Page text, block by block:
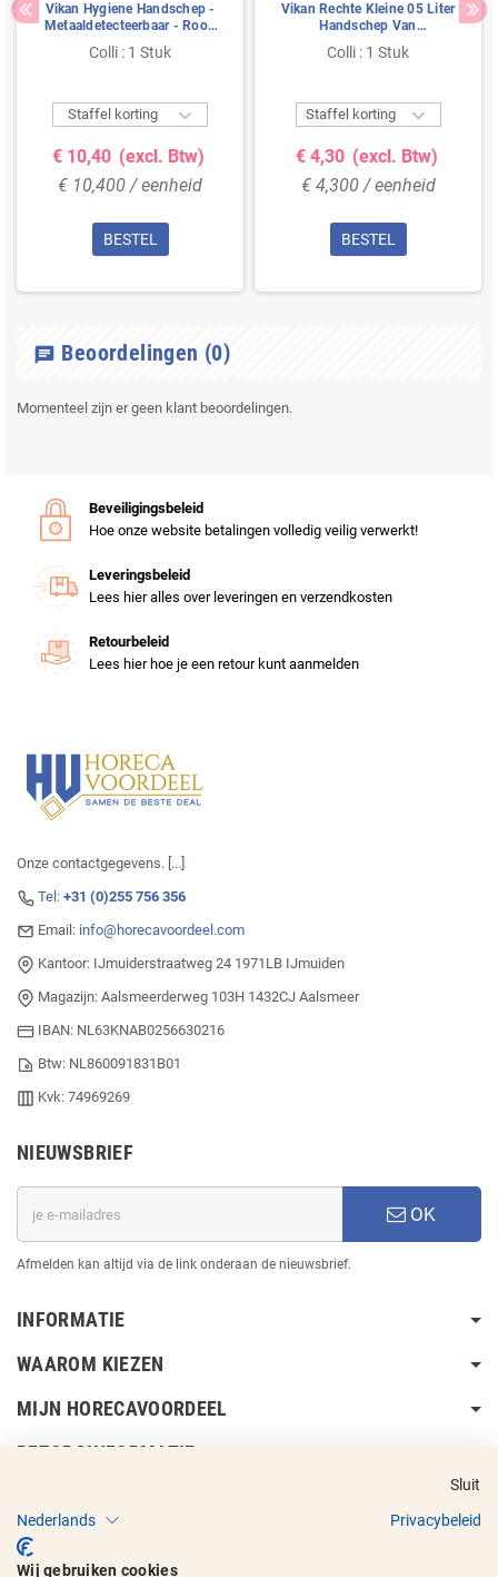
Vikan Hygiene Handschep -
Metaaldetecteerbaar - Rood
- Recht - 1ltr
Colli : 1 Stuk
Staffel korting 
€ 10,40 (excl. Btw)
€ 10,400 / eenheid
BESTEL
Vikan Rechte Kleine 05 Liter
Handschep Van
Polypropyleen
300x95x80mm Groen
Colli : 1 Stuk
Staffel korting 
€ 4,30 (excl. Btw)
€ 4,300 / eenheid
BESTEL
chat Beoordelingen (0)
Momenteel zijn er geen klant beoordelingen.
Beveiligingsbeleid
Hoe onze website betalingen volledig veilig verwerkt!
Leveringsbeleid
Lees hier alles over leveringen en verzendkosten
Retourbeleid
Lees hier hoe je een retour kunt aanmelden
Onze contactgegevens. [...]
Tel: +31 (0)255 756 356
Email: info@horecavoordeel.com
Kantoor: IJmuiderstraatweg 24 1971LB IJmuiden
Magazijn: Aalsmeerderweg 103H 1432CJ Aalsmeer
IBAN: NL63KNAB0256630216
Btw: NL860091831B01
Kvk: 74969269
NIEUWSBRIEF
OK
Afmelden kan altijd via de link onderaan de nieuwsbrief.
INFORMATIE
WAAROM KIEZEN
MIJN HORECAVOORDEEL
BEZORGINFORMATIE
Sluit
Nederlands
Privacybeleid
Wij gebruiken cookies